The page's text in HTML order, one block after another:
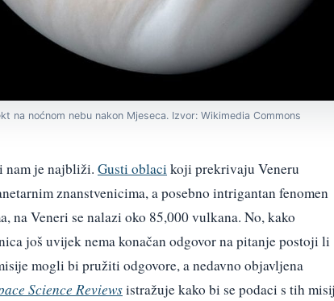
na noćnom nebu nakon Mjeseca. Izvor: Wikimedia Commons
nam je najbliži. Gusti oblaci koji prekrivaju Veneru
znanstvenicima, a posebno intrigantan fenomen
na Veneri se nalazi oko 85,000 vulkana. No, kako
još uvijek nema konačan odgovor na pitanje postoji li
mogli bi pružiti odgovore, a nedavno objavljena
Science Reviewsistražuje kako bi se podaci s tih